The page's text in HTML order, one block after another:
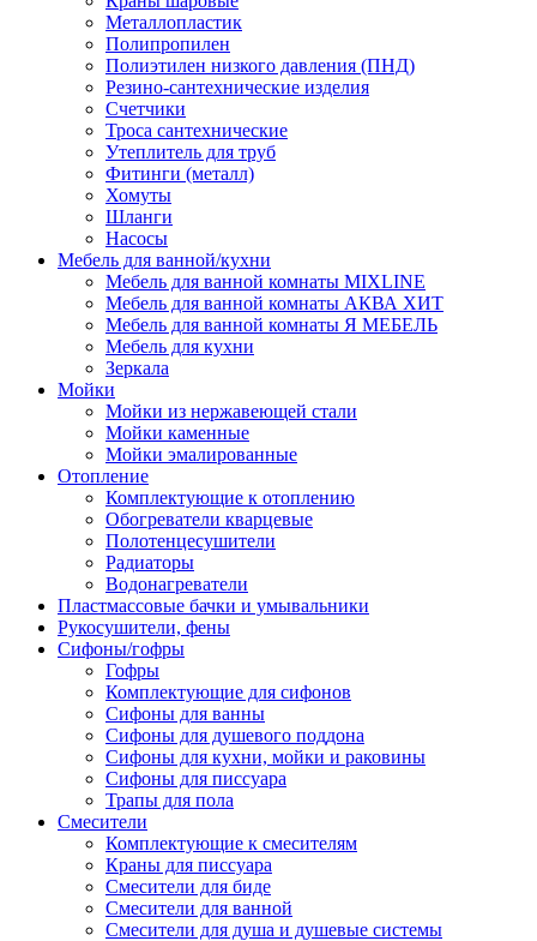
Металлопластик
Полипропилен
Полиэтилен низкого давления (ПНД)
Резино-сантехнические изделия
Счетчики
Троса сантехнические
Утеплитель для труб
Фитинги (металл)
Хомуты
Шланги
Насосы
Мебель для ванной/кухни
Мебель для ванной комнаты MIXLINE
Мебель для ванной комнаты АКВА ХИТ
Мебель для ванной комнаты Я МЕБЕЛЬ
Мебель для кухни
Зеркала
Мойки
Мойки из нержавеющей стали
Мойки каменные
Мойки эмалированные
Отопление
Комплектующие к отоплению
Обогреватели кварцевые
Полотенцесушители
Радиаторы
Водонагреватели
Пластмассовые бачки и умывальники
Рукосушители, фены
Сифоны/гофры
Гофры
Комплектующие для сифонов
Сифоны для ванны
Сифоны для душевого поддона
Сифоны для кухни, мойки и раковины
Сифоны для писсуара
Трапы для пола
Смесители
Комплектующие к смесителям
Краны для писсуара
Смесители для биде
Смесители для ванной
Смесители для душа и душевые системы